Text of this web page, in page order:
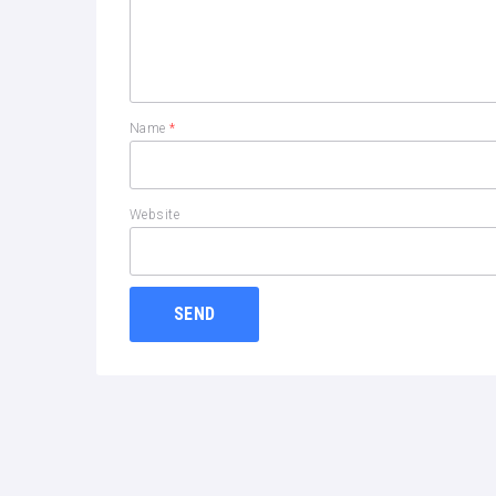
Name*
Website